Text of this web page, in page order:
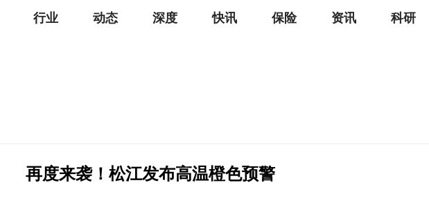
行业 动态 深度 快讯 保险 资讯 科研
再度来袭！松江发布高温橙色预警